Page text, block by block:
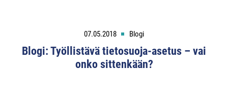
07.05.2018 Blogi
Blogi: Työllistävä tietosuoja-asetus – vai
onko sittenkään?